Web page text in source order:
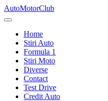
Skip
to
AutoMotorClub
Totul
masini
pasionatii
masini
Home
Stiri Auto
Formula 1
Stiri Moto
Diverse
Contact
Test Drive
Credit Auto